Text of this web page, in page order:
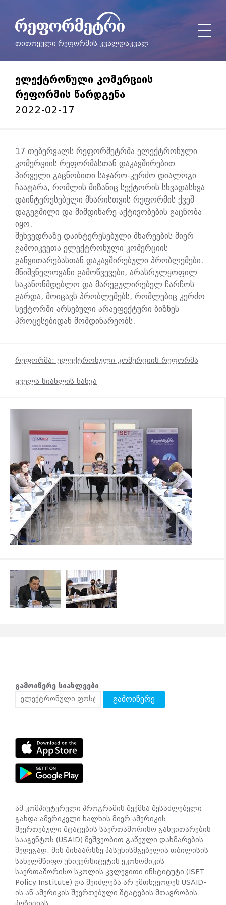
თითოეული რეფორმის კვალდაკვალ
ᲔᲚᲔᲥᲢᲠᲝᲜᲣᲚᲘ ᲙᲝᲛᲔᲠᲪᲘᲘᲡ
ᲠᲔᲤᲝᲠᲛᲘᲡ ᲬᲐᲠᲓᲒᲔᲜᲐ
2022-02-17
17 თებერვალს რეფორმეტრმა ელექტრონული
კომერციის რეფორმასთან დაკავშირებით
პირველი გაცნობითი საჯარო-კერძო დიალოგი
ჩაატარა, რომლის მიზანიც სექტორის სხვადასხვა
დაინტერესებული მხარისთვის რეფორმის ქვეშ
დაგეგმილი და მიმდინარე აქტივობების გაცნობა
იყო.
შეხვედრაზე დაინტერესებული მხარეების მიერ
გამოიკვეთა ელექტრონული კომერციის
განვითარებასთან დაკავშირებული პრობლემები.
მნიშვნელოვანი გამოწვევები, არასრულყოფილ
საკანონმდებლო და მარეგულირებელ ჩარჩოს
გარდა, მოიცავს პრობლემებს, რომლებიც კერძო
სექტორში არსებული არაეფექტური ბიზნეს
პროცესებიდან მომდინარეობს.
რეფორმა: ელექტრონული კომერციის რეფორმა
ყველა სიახლის ნახვა
გამოიწერე სიახლეები
გამოიწერე
ამ კომპიუტერული პროგრამის შექმნა შესაძლებელი
გახდა ამერიკელი ხალხის მიერ ამერიკის
შეერთებული შტატების საერთაშორისო განვითარების
სააგენტოს (USAID) მეშვეობით გაწეული დახმარების
შედეგად. მის შინაარსზე პასუხისმგებელია თბილისის
სახელმწიფო უნივერსიტეტის ეკონომიკის
საერთაშორისო სკოლის კვლევითი ინსტიტუტი (ISET
Policy Institute) და შეიძლება არ ემთხვეოდეს USAID-
ის ან ამერიკის შეერთებული შტატების მთავრობის